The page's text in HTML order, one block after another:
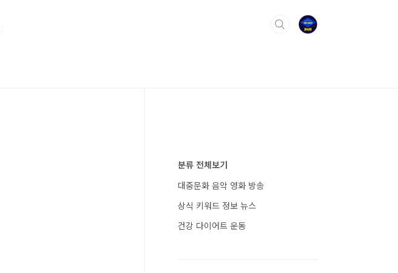
분류 전체보기
대중문화 음악 영화 방송
상식 키워드 정보 뉴스
건강 다이어트 운동